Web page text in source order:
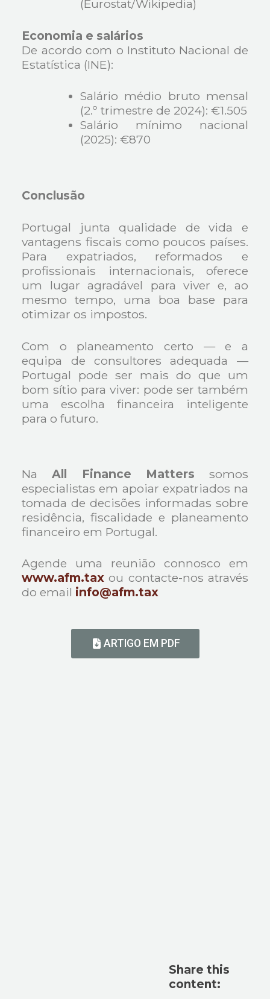
(Eurostat/Wikipedia)
Economia e salários
De acordo com o Instituto Nacional de
Estatística (INE):
Salário médio bruto mensal
(2.º trimestre de 2024): €1.505
Salário mínimo nacional
(2025): €870
Conclusão
Portugal junta qualidade de vida e
vantagens fiscais como poucos países.
Para expatriados, reformados e
profissionais internacionais, oferece
um lugar agradável para viver e, ao
mesmo tempo, uma boa base para
otimizar os impostos.
Com o planeamento certo — e a
equipa de consultores adequada —
Portugal pode ser mais do que um
bom sítio para viver: pode ser também
uma escolha financeira inteligente
para o futuro.
NaAll Finance Matters somos
especialistas em apoiar expatriados na
tomada de decisões informadas sobre
residência, fiscalidade e planeamento
financeiro em Portugal.
Agende uma reunião connosco em
www.afm.tax ou contacte-nos através
do email info@afm.tax
ARTIGO EM PDF
Share this
content: